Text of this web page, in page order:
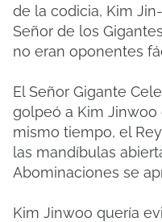
de la codicia, Kim
Señor de los
no eran oponentes
El Señor Gigante
golpeó a Kim Jinwoo
mismo tiempo, el
las mandíbulas
Abominaciones se
Kim Jinwoo quería